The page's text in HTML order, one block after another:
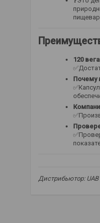
120
Почему
Дистрибьютор: